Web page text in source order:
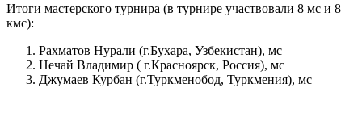
Итоги мастерского турнира (в турнире участвовали 8 мс и 8
кмс):
Рахматов Нурали (г.Бухара, Узбекистан), мс
Нечай Владимир ( г.Красноярск, Россия), мс
Джумаев Курбан (г.Туркменобод, Туркмения), мс